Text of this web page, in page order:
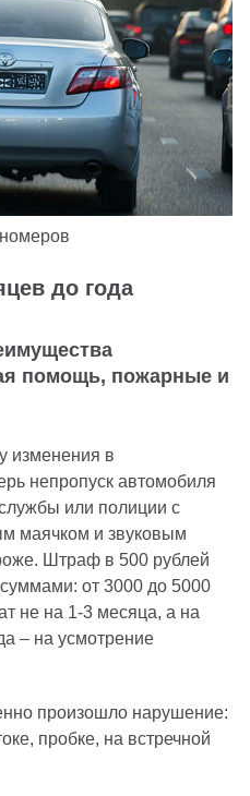
до года
помощь, пожарные и
изменения в
непропуск автомобиля
или полиции с
маячком и звуковым
Штраф в 500 рублей
от 3000 до 5000
не на 1-3 месяца, а на
– на усмотрение
произошло нарушение:
пробке, на встречной